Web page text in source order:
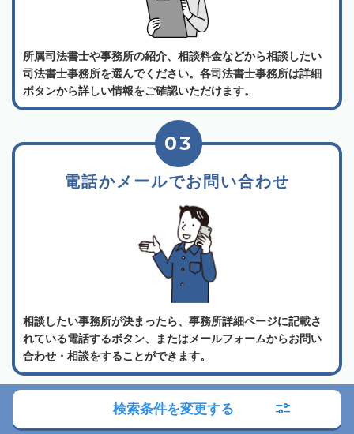
所属司法書士や事務所の紹介、相談料金などから相談したい
司法書士事務所を選んでください。各司法書士事務所は詳細
ボタンから詳しい情報をご確認いただけます。
電話かメールでお問い合わせ
03
相談したい事務所が決まったら、事務所詳細ページに記載さ
れている電話するボタン、またはメールフォームからお問い
合わせ・相談をすることができます。
よくある質問検索条件を変更する